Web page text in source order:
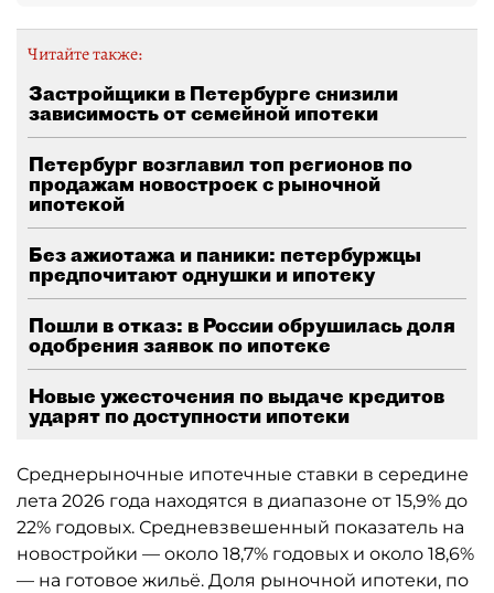
Читайте также:
Застройщики в Петербурге снизили
зависимость от семейной ипотеки
Петербург возглавил топ регионов по
продажам новостроек с рыночной
ипотекой
Без ажиотажа и паники: петербуржцы
предпочитают однушки и ипотеку
Пошли в отказ: в России обрушилась доля
одобрения заявок по ипотеке
Новые ужесточения по выдаче кредитов
ударят по доступности ипотеки
Среднерыночные ипотечные ставки в середине
лета 2026 года находятся в диапазоне от 15,9% до
22% годовых. Средневзвешенный показатель на
новостройки — около 18,7% годовых и около 18,6%
— на готовое жильё. Доля рыночной ипотеки, по